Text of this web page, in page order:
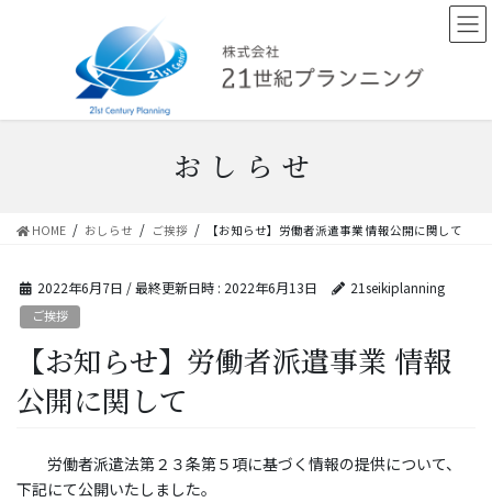
へ
ョ
おしらせ
HOME おしらせ ご挨拶 【お知らせ】労働者派遣事業 情報公開に関して
2022年6月7日 / 最終更新日時 : 2022年6月13日 21seikiplanning
ご挨拶
【お知らせ】労働者派遣事業 情報
公開に関して
労働者派遣法第２３条第５項に基づく情報の提供について、
下記にて公開いたしました。